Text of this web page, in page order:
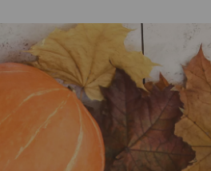
Сгущенка овсяная
Быстрорастворимые напитки
Кукурузные хлопья, смеси для
блинов, каши